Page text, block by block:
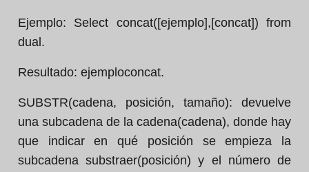
Ejemplo: Select concat([ejemplo],[concat]) from
dual.
Resultado: ejemploconcat.
SUBSTR(cadena, posición, tamaño): devuelve
una subcadena de la cadena(cadena), donde hay
que indicar en qué posición se empieza la
subcadena substraer(posición) y el número de